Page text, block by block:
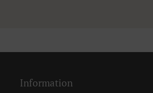
Information